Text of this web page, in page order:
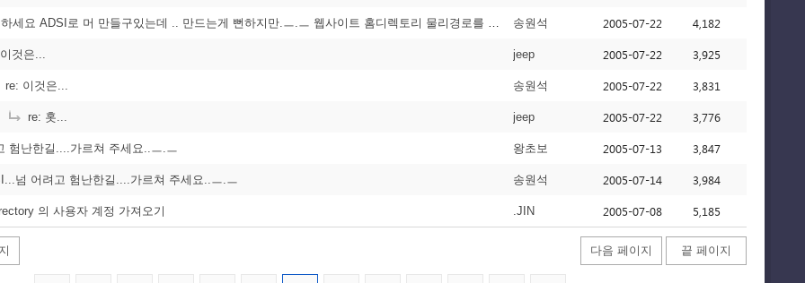
세요 ADSI로 머 만들구있는데 .. 만드는게 뻔하지만.ㅡ.ㅡ 웹사이트 홈디렉토리 물리경로를 얻고싶은데요 송원석 2005-07-22 4,182
것은... jeep 2005-07-22 3,925
re: 이것은... 송원석 2005-07-22 3,831
re: 홋... jeep 2005-07-22 3,776
험난한길....가르쳐 주세요..ㅡ.ㅡ 왕초보 2005-07-13 3,847
넘 어려고 험난한길....가르쳐 주세요..ㅡ.ㅡ 송원석 2005-07-14 3,984
의 사용자 계정 가져오기 .JIN 2005-07-08 5,185
다음 페이지 끝 페이지